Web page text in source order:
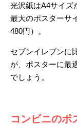
光沢紙はA4サイズ
最大のポスターサ
480円）。
セブンイレブンに
が、ポスターに最
でしょう。
コンビニのポ